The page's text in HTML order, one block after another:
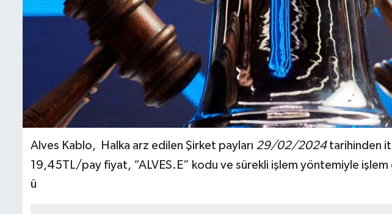
Alves Kablo, Halka arz edilen Şirket payları 29/02/2024tarihinden
19,45TL/pay fiyat, “ALVES.E” kodu ve sürekli işlem yöntemiyle işlem
ü